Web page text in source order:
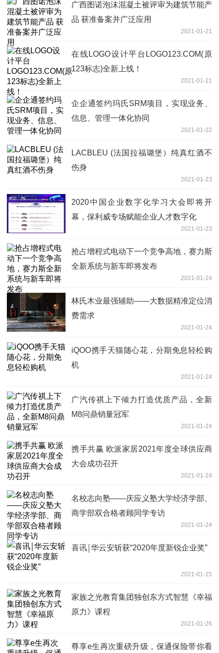
广西图诺泡沫混凝土被评审为建筑节能产
品 获准备案并广泛应用
2021-01-21
在线LOGO设计平台LOGO123.COM(原
123标志)全新上线！
2021-01-21
企企通签约玛氏SRM项目，实现业务、
信息、管理一体化协同
2021-01-22
LACBLEU (法国拉福璐堡）纯真红酒不
伤身
2021-01-23
2020中国企业数字化学习大会即将开
幕，保利威专场赋能企业人才数字化
2021-01-23
抢占增程式电动下一个竞争高地，赛力斯
全新系统与新车即将发布
2021-01-24
林氏木业最强辅助——大数据精准定位消
费需求
2021-01-24
iQOO携手天猫随心花，分期免息轻松购
机
2021-01-24
广汽传祺上下倾力打造优质产品，全新
M8问鼎销量冠军
2021-01-24
携手共赢 欧派家居2021年度全球供应商
大会成功召开
2021-01-24
名校志向塾——庆应义塾大学经济学部、
商学部双合格者顾同学专访
2021-01-24
喜讯￨华云安斩获“2020年度新锐企业奖”
2021-01-25
家族之光教育集团独创东方式智慧《幸福
原力》课程
2021-01-26
尊享e生再次重磅升级，保通保险带你看